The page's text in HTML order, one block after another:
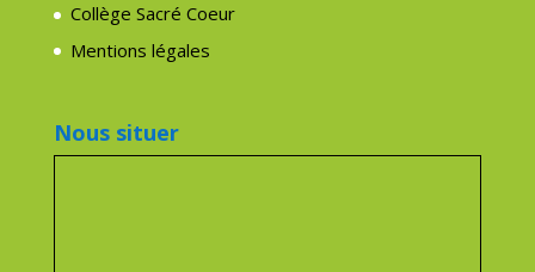
Collège Sacré Coeur
Mentions légales
Nous situer